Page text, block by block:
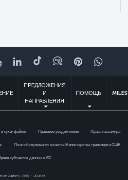
YouTubeLinkedIn
TikTokБлогPinterest
ПРЕДЛОЖЕНИЯ
И
НАПРАВЛЕНИЯ
ПОМОЩЬ
и куки-файлы Правовое уведомление Права пассажира
План обслуживания клиента Министерства транспорта США
субъектов данных в ЕС
Airlines, 1996 – 2026 гг.